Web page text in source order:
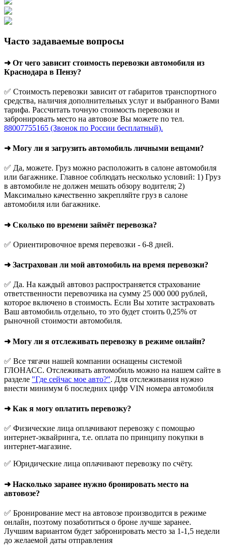
Часто задаваемые вопросы
➜ От чего зависит стоимость перевозки автомобиля из
Краснодара в Пензу?
✅ Стоимость перевозки зависит от габаритов транспортного
средства, наличия дополнительных услуг и выбранного Вами
тарифа. Рассчитать точную стоимость перевозки и
забронировать место на автовозе Вы можете по тел.
88007755165 (Звонок по России бесплатный).
➜ Могу ли я загрузить автомобиль личными вещами?
✅ Да, можете. Груз можно расположить в салоне автомобиля
или багажнике. Главное соблюдать несколько условий: 1) Груз
в автомобиле не должен мешать обзору водителя; 2)
Максимально качественно закрепляйте груз в салоне
автомобиля или багажнике.
➜ Сколько по времени займёт перевозка?
✅ Ориентировочное время перевозки - 6-8 дней.
➜ Застрахован ли мой автомобиль на время перевозки?
✅ Да. На каждый автовоз распространяется страхование
ответственности перевозчика на сумму 25 000 000 рублей,
которое включено в стоимость. Если Вы хотите застраховать
Ваш автомобиль отдельно, то это будет стоить 0,25% от
рыночной стоимости автомобиля.
➜ Могу ли я отслеживать перевозку в режиме онлайн?
✅ Все тягачи нашей компании оснащены системой
ГЛОНАСС. Отслеживать автомобиль можно на нашем сайте в
разделе "Где сейчас мое авто?". Для отслеживания нужно
внести минимум 6 последних цифр VIN номера автомобиля
➜ Как я могу оплатить перевозку?
✅ Физические лица оплачивают перевозку с помощью
интернет-эквайринга, т.е. оплата по принципу покупки в
интернет-магазине.
✅ Юридические лица оплачивают перевозку по счёту.
➜ Насколько заранее нужно бронировать место на
автовозе?
✅ Бронирование мест на автовозе производится в режиме
онлайн, поэтому позаботиться о броне лучше заранее.
Лучшим вариантом будет забронировать место за 1-1,5 недели
до желаемой даты отправления